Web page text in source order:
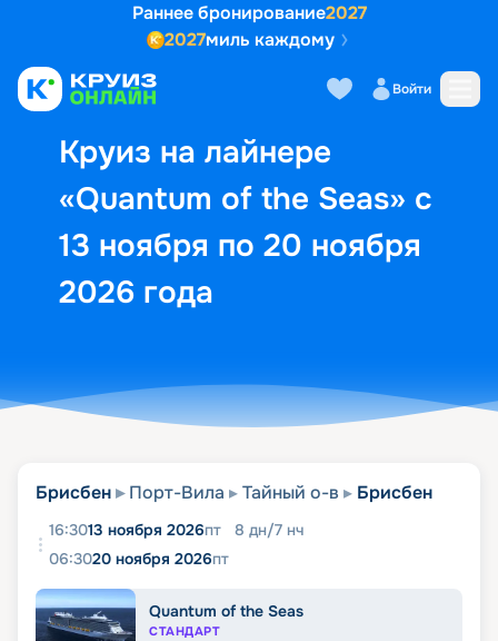
Раннее бронирование2027
2027миль каждому
Войти
Круиз на лайнере
«Quantum of the Seas» с
13 ноября по 20 ноября
2026 года
Выбор кают Маршрут и
Брисбен Порт-Вила Тайный о-в Брисбен
16:3013 ноября 2026пт 8 дн/7 нч
06:3020 ноября 2026пт
Quantum of the Seas
СТАНДАРТ